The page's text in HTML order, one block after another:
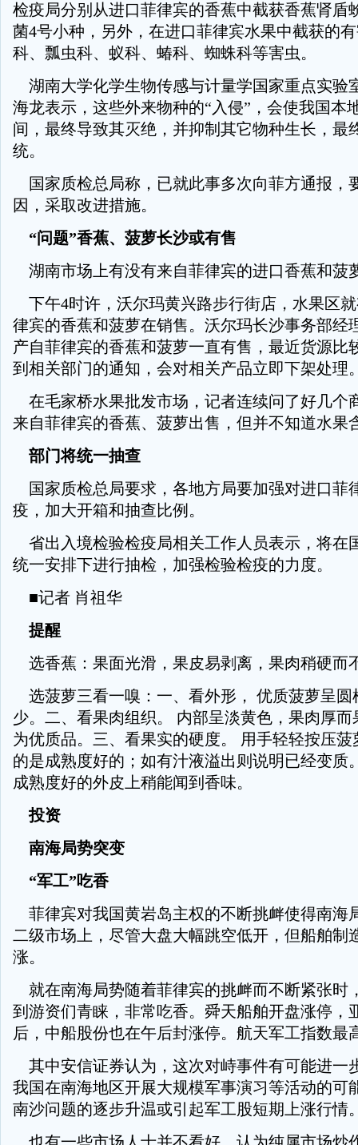
检疫局分别从进口菲律宾的香蕉中截获香蕉肾盾
菌4号小种，另外，在进口菲律宾水果中截获的
科、瓢虫科、蚁科、蝽科、蜘蛛科等害虫。
湖南大学化学生物传感与计量学国家重点实验
海龙表示，这些外来物种的“入侵”，会使我国本
间，最终导致其灭绝，并抑制其它物种生长，最
统。
国家质检总局称，已就此事多次向菲方通报，
因，采取改进措施。
“问题”香蕉、菠萝长沙或有售
湖南市场上有没有来自菲律宾的进口香蕉和菠
下午4时许，沃尔玛黄兴路步行街店，水果区
律宾的香蕉和菠萝在销售。沃尔玛长沙事务部经
产自菲律宾的香蕉和菠萝一直有售，最近货源比
到相关部门的通知，会对相关产品立即下架处理
在毛家桥水果批发市场，记者连续问了好几个
来自菲律宾的香蕉、菠萝出售，但并不知道水果
部门将统一抽查
国家质检总局要求，各地方局要加强对进口菲
疫，加大开箱和抽查比例。
省出入境检验检疫局相关工作人员表示，将在
统一安排下进行抽检，加强检验检疫的力度。
■记者 肖祖华
提醒
选香蕉：果面光滑，果皮易剥离，果肉稍硬而
选菠萝三看一嗅：一、看外形， 优质菠萝呈圆
少。二、看果肉组织。 内部呈淡黄色，果肉厚
为优质品。三、看果实的硬度。 用手轻轻按压
的是成熟度好的；如有汁液溢出则说明已经变质
成熟度好的外皮上稍能闻到香味。
投资
南海局势突变
“军工”吃香
菲律宾对我国黄岩岛主权的不断挑衅使得南海
二级市场上，尽管大盘大幅跳空低开，但船舶制
涨。
就在南海局势随着菲律宾的挑衅而不断紧张时
到游资们青睐，非常吃香。舜天船舶开盘涨停，
后，中船股份也在午后封涨停。航天军工指数最
其中安信证券认为，这次对峙事件有可能进一
我国在南海地区开展大规模军事演习等活动的可
南沙问题的逐步升温或引起军工股短期上涨行情